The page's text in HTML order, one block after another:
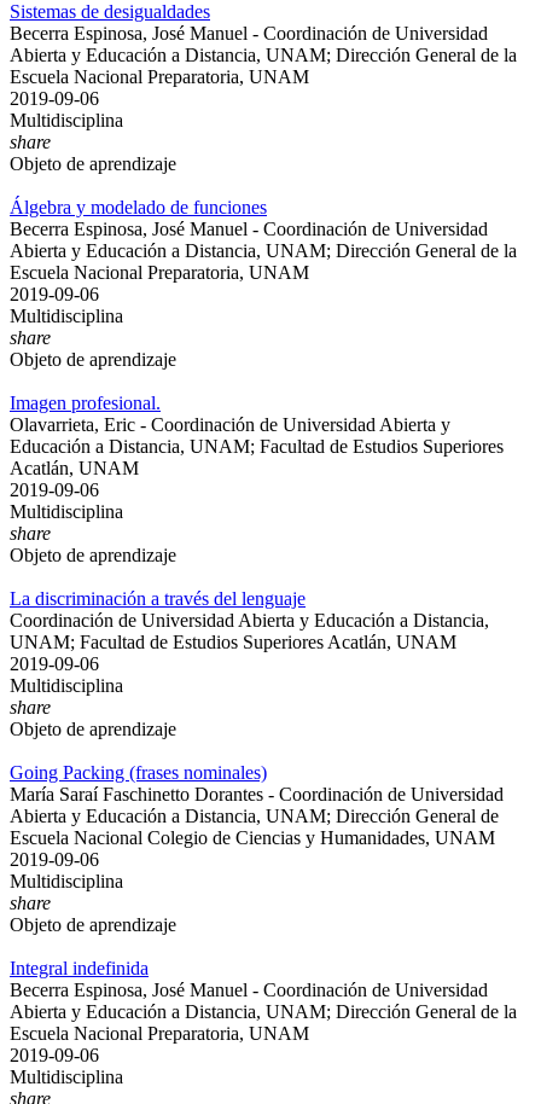
Sistemas de desigualdades
Becerra Espinosa, José Manuel - Coordinación de Universidad
Abierta y Educación a Distancia, UNAM; Dirección General de la
Escuela Nacional Preparatoria, UNAM
2019-09-06
Multidisciplina
share
Objeto de aprendizaje
Álgebra y modelado de funciones
Becerra Espinosa, José Manuel - Coordinación de Universidad
Abierta y Educación a Distancia, UNAM; Dirección General de la
Escuela Nacional Preparatoria, UNAM
2019-09-06
Multidisciplina
share
Objeto de aprendizaje
Imagen profesional.
Olavarrieta, Eric - Coordinación de Universidad Abierta y
Educación a Distancia, UNAM; Facultad de Estudios Superiores
Acatlán, UNAM
2019-09-06
Multidisciplina
share
Objeto de aprendizaje
La discriminación a través del lenguaje
Coordinación de Universidad Abierta y Educación a Distancia,
UNAM; Facultad de Estudios Superiores Acatlán, UNAM
2019-09-06
Multidisciplina
share
Objeto de aprendizaje
Going Packing (frases nominales)
María Saraí Faschinetto Dorantes - Coordinación de Universidad
Abierta y Educación a Distancia, UNAM; Dirección General de
Escuela Nacional Colegio de Ciencias y Humanidades, UNAM
2019-09-06
Multidisciplina
share
Objeto de aprendizaje
Integral indefinida
Becerra Espinosa, José Manuel - Coordinación de Universidad
Abierta y Educación a Distancia, UNAM; Dirección General de la
Escuela Nacional Preparatoria, UNAM
2019-09-06
Multidisciplina
share